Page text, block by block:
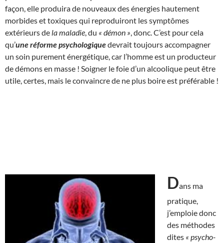
façon, elle produira de nouveaux des énergies hautement
morbides et toxiques qui reproduiront les symptômes
extérieurs de la maladie , du « démon » , donc. C’est pour cela
qu’une réforme psychologiquedevrait toujours accompagner
un soin purement énergétique, car l’homme est un producteur
de démons en masse ! Soigner le foie d’un alcoolique peut être
utile, certes, mais le convaincre de ne plus boire est préférable !
Dans ma
pratique,
j’emploie donc
des méthodes
dites « psycho-